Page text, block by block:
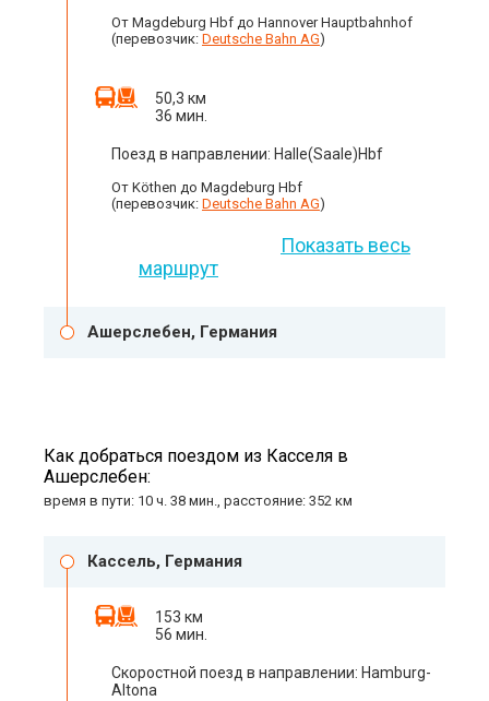
От Magdeburg Hbf до Hannover Hauptbahnhof
(перевозчик: Deutsche Bahn AG)
50,3 км
36 мин.
Поезд в направлении: Halle(Saale)Hbf
От Köthen до Magdeburg Hbf
(перевозчик: Deutsche Bahn AG)
Показать весь
маршрут
Ашерслебен, Германия
Как добраться поездом из Касселя в
Ашерслебен:
время в пути: 10 ч. 38 мин., расстояние: 352 км
Кассель, Германия
153 км
56 мин.
Скоростной поезд в направлении: Hamburg-
Altona